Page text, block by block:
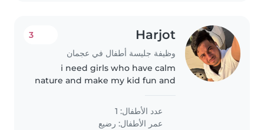
Harjot
وظيفة جليسة أطفال في عجمان
3
i need girls who have calm
nature and make my kid fun and
عدد الأطفال: 1
عمر الأطفال: رضيع